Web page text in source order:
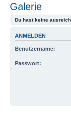
Galerie
Du hast keine
ANMELDEN
Benutzername:
Passwort: